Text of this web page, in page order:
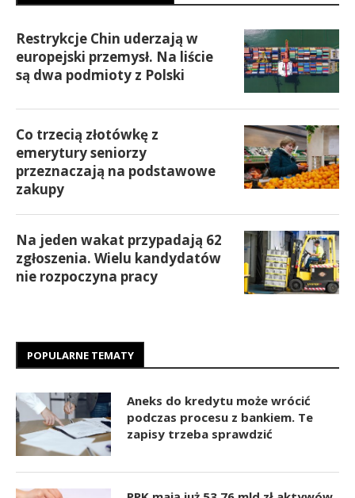
Restrykcje Chin uderzają w
europejski przemysł. Na liście
są dwa podmioty z Polski
Co trzecią złotówkę z
emerytury seniorzy
przeznaczają na podstawowe
zakupy
Na jeden wakat przypadają 62
zgłoszenia. Wielu kandydatów
nie rozpoczyna pracy
POPULARNE TEMATY
Aneks do kredytu może wrócić
podczas procesu z bankiem. Te
zapisy trzeba sprawdzić